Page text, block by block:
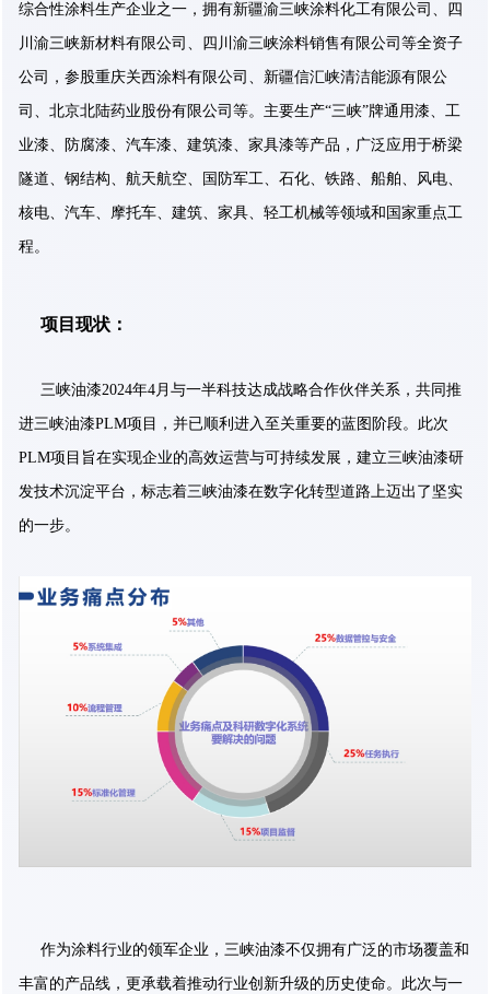
综合性涂料生产企业之一，拥有新疆渝三峡涂料化工有限公司、四
川渝三峡新材料有限公司、四川渝三峡涂料销售有限公司等全资子
公司，参股重庆关西涂料有限公司、新疆信汇峡清洁能源有限公
司、北京北陆药业股份有限公司等。主要生产“三峡”牌通用漆、工
业漆、防腐漆、汽车漆、建筑漆、家具漆等产品，广泛应用于桥梁
隧道、钢结构、航天航空、国防军工、石化、铁路、船舶、风电、
核电、汽车、摩托车、建筑、家具、轻工机械等领域和国家重点工
程。
项目现状：
三峡油漆2024年4月与一半科技达成战略合作伙伴关系，共同推
进三峡油漆PLM项目，并已顺利进入至关重要的蓝图阶段。此次
PLM项目旨在实现企业的高效运营与可持续发展，建立三峡油漆研
发技术沉淀平台，标志着三峡油漆在数字化转型道路上迈出了坚实
的一步。
作为涂料行业的领军企业，三峡油漆不仅拥有广泛的市场覆盖和
丰富的产品线，更承载着推动行业创新升级的历史使命。此次与一